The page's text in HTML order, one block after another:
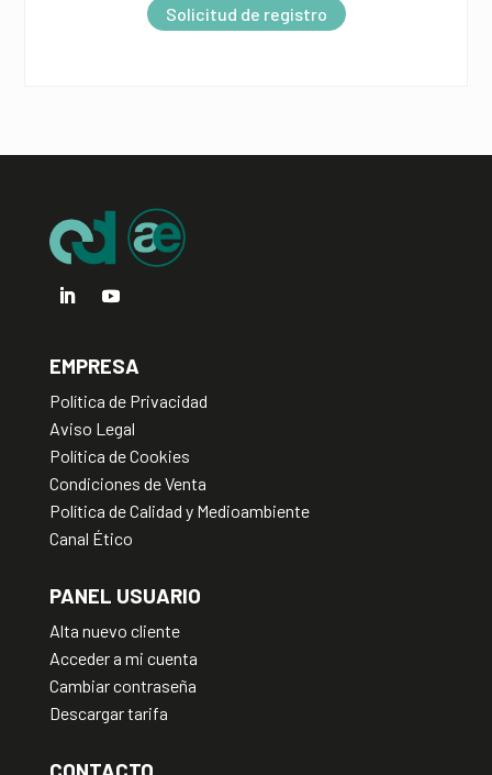
:
Solicitud de registro
EMPRESA
Política de Privacidad
Aviso Legal
Política de Cookies
Condiciones de Venta
Política de Calidad y Medioambiente
Canal Ético
PANEL USUARIO
Alta nuevo cliente
Acceder a mi cuenta
Cambiar contraseña
Descargar tarifa
CONTACTO